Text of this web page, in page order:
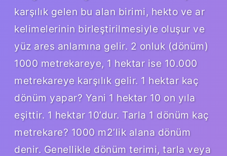
karşılık gelen bu alan birimi, hekto ve ar
kelimelerinin birleştirilmesiyle oluşur ve
yüz ares anlamına gelir. 2 onluk (dönüm)
1000 metrekareye, 1 hektar ise 10.000
metrekareye karşılık gelir. 1 hektar kaç
dönüm yapar? Yani 1 hektar 10 on yıla
eşittir. 1 hektar 10’dur. Tarla 1 dönüm kaç
metrekare? 1000 m2’lik alana dönüm
denir. Genellikle dönüm terimi, tarla veya